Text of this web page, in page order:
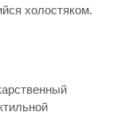
холостяком.